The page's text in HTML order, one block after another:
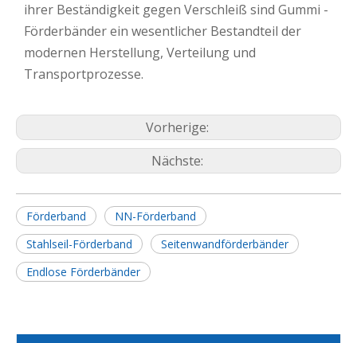
ihrer Beständigkeit gegen Verschleiß sind Gummi -
Förderbänder ein wesentlicher Bestandteil der
modernen Herstellung, Verteilung und
Transportprozesse.
Vorherige:
Nächste:
Förderband
NN-Förderband
Stahlseil-Förderband
Seitenwandförderbänder
Endlose Förderbänder